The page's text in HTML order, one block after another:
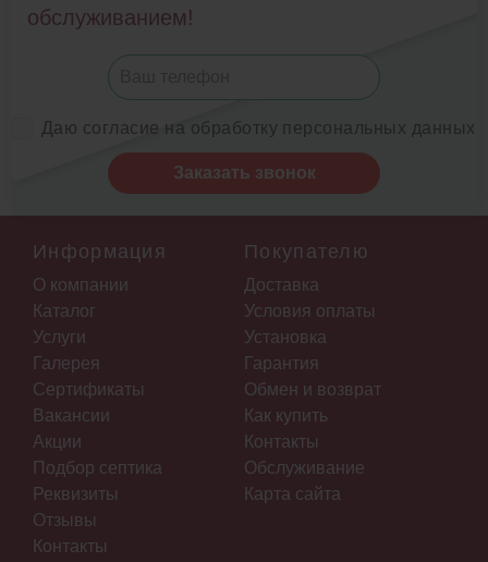
обслуживанием!
Даю согласие на обработку персональных данных
Заказать звонок
Информация
О компании
Каталог
Услуги
Галерея
Сертификаты
Вакансии
Акции
Подбор септика
Реквизиты
Отзывы
Контакты
Покупателю
Доставка
Условия оплаты
Установка
Гарантия
Обмен и возврат
Как купить
Контакты
Обслуживание
Карта сайта